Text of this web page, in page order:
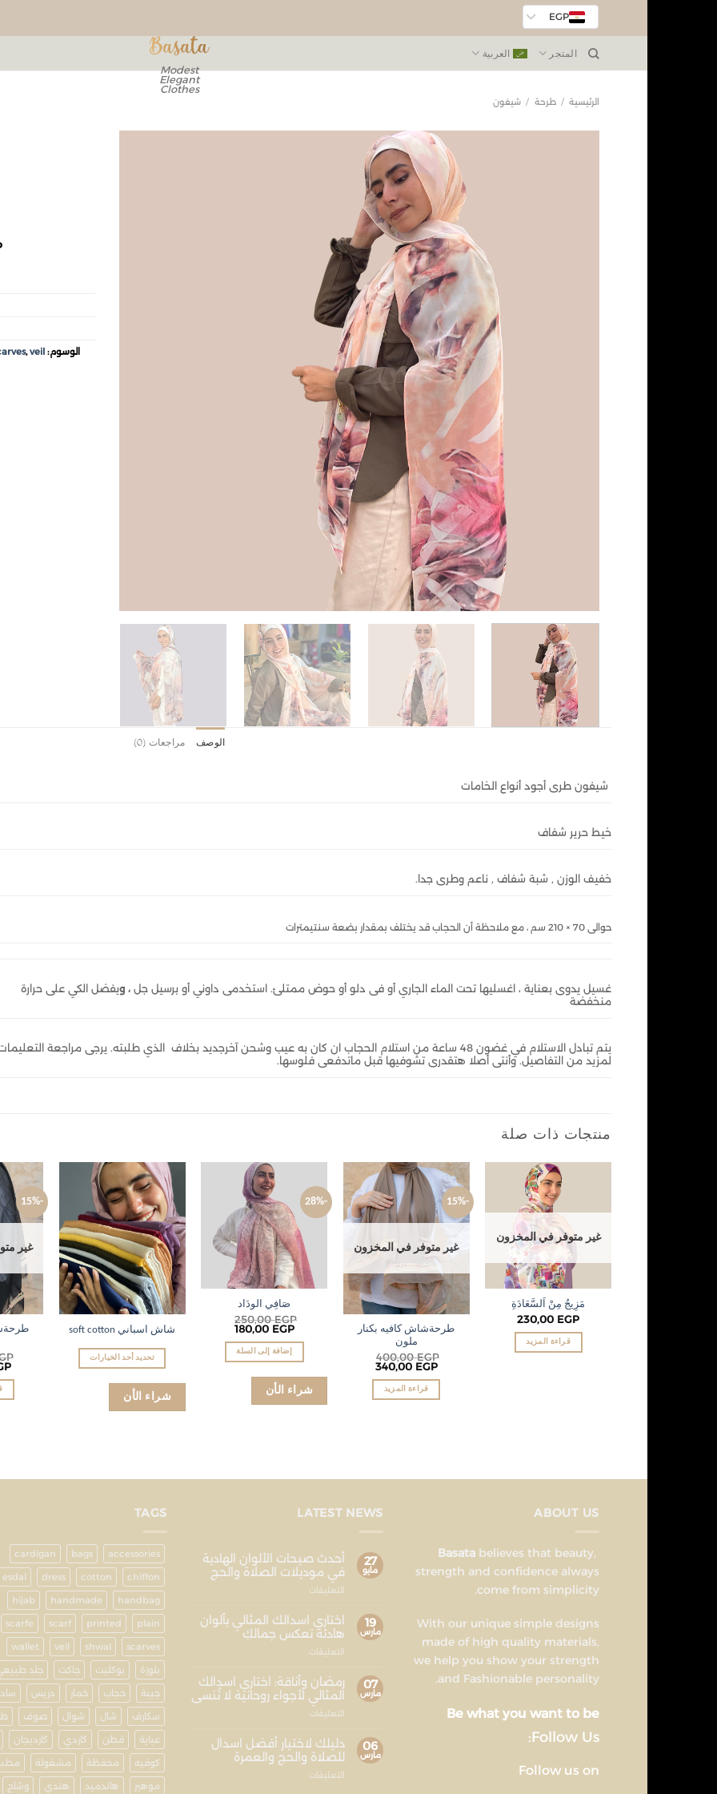
EGP
Modest
Elegant
Clothes
المتجر العربية
الرئيسية / طرحة / شيفون
الوسوم: ,veil
الوصف مراجعات (0)
شيفون طرى أجود أنواع الخامات
خيط حرير شفاف
خفيف الوزن , شبة شفاف , ناعم وطرى جدا.
حوالى 70 × 210 سم ، مع ملاحظة أن الحجاب قد يختلف بمقدار بضعة سنتيمترات
غسيل يدوى بعناية ، اغسليها تحت الماء الجاري أو فى دلو أو حوض ممتلئ. استخدمى داوني أو برسيل جل ، ويفضل الكي على حرارة
منخفضة
يتم تبادل الاستلام في غضون 48 ساعة من استلام الحجاب ان كان به عيب وشحن آخرجديد بخلاف الذي طلبته. يرجى مراجعة
لمزيد من التفاصيل. وأنتى أصلا هتقدرى تشوفيها قبل ماتدفعى فلوسها.
منتجات ذات صلة
wishlist
غير متوفر في المخزون
مَزِيجُ مِنْ اَلسَّعَادَةِ
230,00 EGP
قراءة المزيد
-15%
Add to
wishlist
غير متوفر في المخزون
طرحةشاش كافيه بكنار
ملون
400,00EGP
340,00 EGP
قراءة المزيد
-28%
صَافِي الودَاد
250,00EGP
180,00 EGP
إضافة إلى السلة
شراء الأن
wishlist
شاش اسباني soft cotton
تحديد أحد الخيارات
شراء الأن
-15%
غير
ABOUT US
believes that beauty,
strength and confidence always
come from simplicity.
With our unique simple designs
made of high quality materials,
we help you show your strength
and Fashionable personality.
Be what you want to be
Follow Us:
Follow us on
LATEST NEWS
27
مايو
أحدث صيحات الألوان الهادية
في موديلات الصلاة والحج
التعليقات
19
مارس
اختاري اسدالك المثالي بألوان
هادئة تعكس جمالكِ
التعليقات
07
مارس
رمضان وأناقة: اختاري اسدالك
المثالي لأجواء روحانية لا تُنسى
التعليقات
06
مارس
دليلك لاختيار أفضل اسدال
للصلاة والحج والعمرة
التعليقات
TAGS
accessories
bags
cardigan
chiffon
cotton
dress
esdal
handbag
handmade
hijab
plain
printed
scarf
scarfe
scarves
shwal
veil
wallet
بلوزة بوكليت جاكت جلد
جيبة حجاب خمار دريس
سكارف شال شوال صوف
عباية قطن كاردي كارديجان
كوفيه محفظة مشغولة
موهير هاندميد هندي وشاح